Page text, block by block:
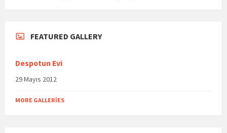
FEATURED GALLERY
Despotun Evi
29 Mayıs 2012
MORE GALLERIES